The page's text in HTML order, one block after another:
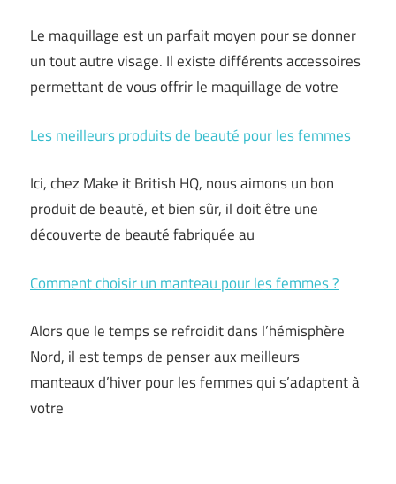
Le maquillage est un parfait moyen pour se donner
un tout autre visage. Il existe différents accessoires
permettant de vous offrir le maquillage de votre
Les meilleurs produits de beauté pour les femmes
Ici, chez Make it British HQ, nous aimons un bon
produit de beauté, et bien sûr, il doit être une
découverte de beauté fabriquée au
Comment choisir un manteau pour les femmes ?
Alors que le temps se refroidit dans l’hémisphère
Nord, il est temps de penser aux meilleurs
manteaux d’hiver pour les femmes qui s’adaptent à
votre